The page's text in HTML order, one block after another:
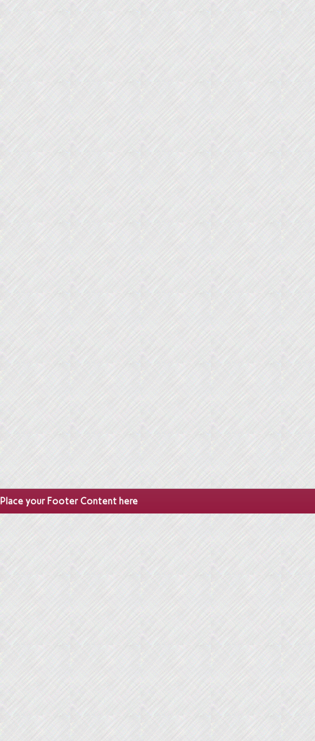
Place your Footer Content here